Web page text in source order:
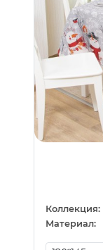
Коллекция:
Материал: